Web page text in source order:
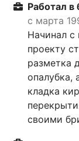
Работал в
с марта
Начинал с
проекту
разметка
опалубка,
кладка
своими